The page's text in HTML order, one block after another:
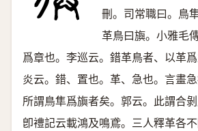
刪。司常職曰。鳥
革鳥曰旟。小雅毛
爲章也。李巡云。錯革鳥者、以革
炎云。錯、置也。革、急也。言畫
所謂鳥隼爲旟者矣。郭云。此謂合剝
卽禮記云載鴻及鳴鳶。三人釋革各